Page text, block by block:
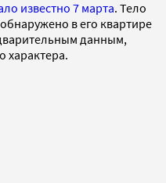
известно 7 марта. Тело
в его квартире
данным,
характера.